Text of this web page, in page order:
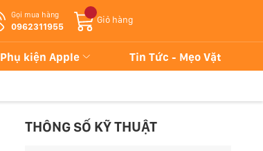
Gọi mua hàng
0962311955
Giỏ hàng
Phụ kiện Apple Tin Tức - Mẹo Vặt
THÔNG SỐ KỸ THUẬT